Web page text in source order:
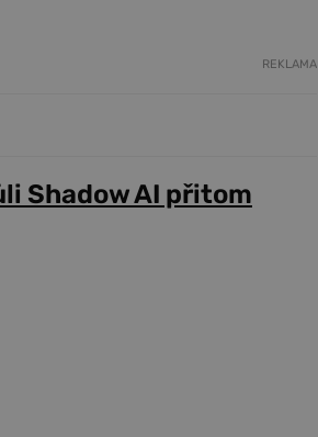
REKLAMA
Shadow AI přitom